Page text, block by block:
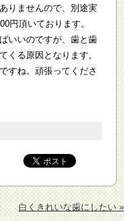
りませんので、別途実
円頂いております。
いいのですが、歯と歯
くる原因となります。
すね。頑張ってくださ
白くきれいな歯にしたい »